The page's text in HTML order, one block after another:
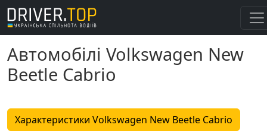
Автомобілі Volkswagen New
Beetle Cabrio
Характеристики Volkswagen New Beetle Cabrio